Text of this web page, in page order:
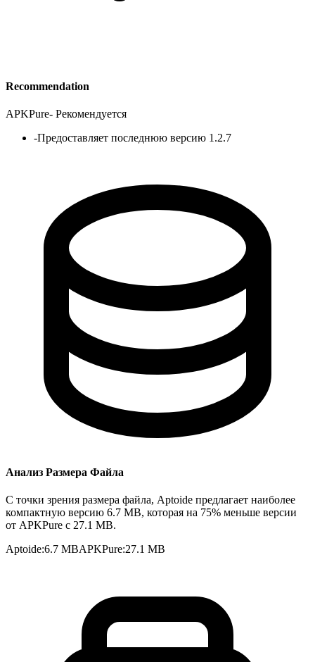
Recommendation
APKPure- Рекомендуется
-Предоставляет последнюю версию 1.2.7
Анализ Размера Файла
С точки зрения размера файла, Aptoide предлагает наиболее
компактную версию 6.7 MB, которая на 75% меньше версии
от APKPure с 27.1 MB.
Aptoide:6.7 MBAPKPure:27.1 MB